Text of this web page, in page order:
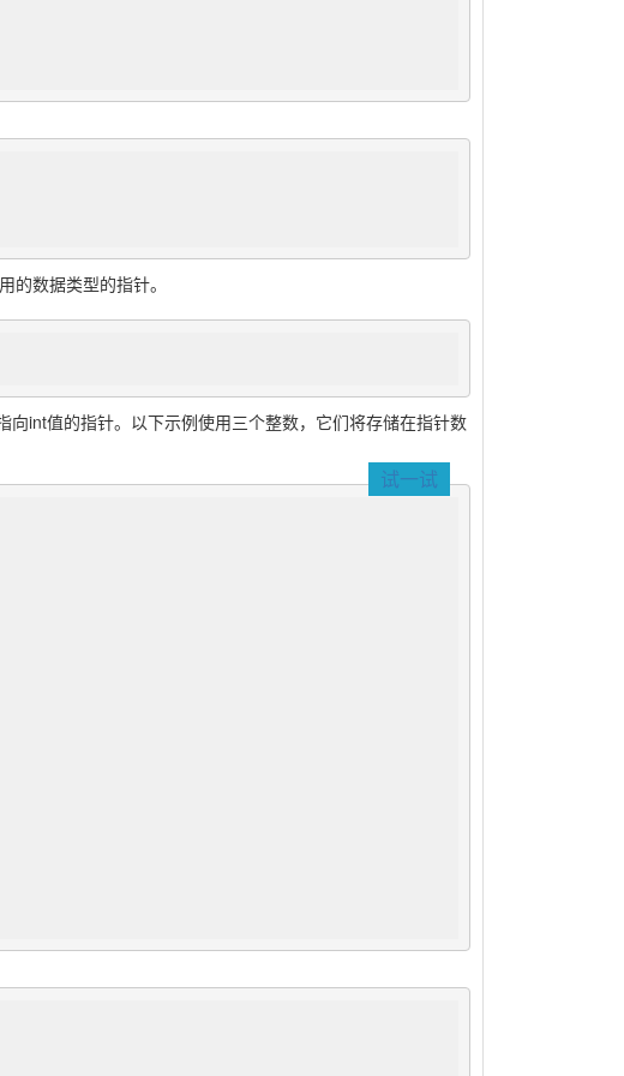
数据类型的指针。
int值的指针。以下示例使用三个整数，它们将存储在指针数
试一试